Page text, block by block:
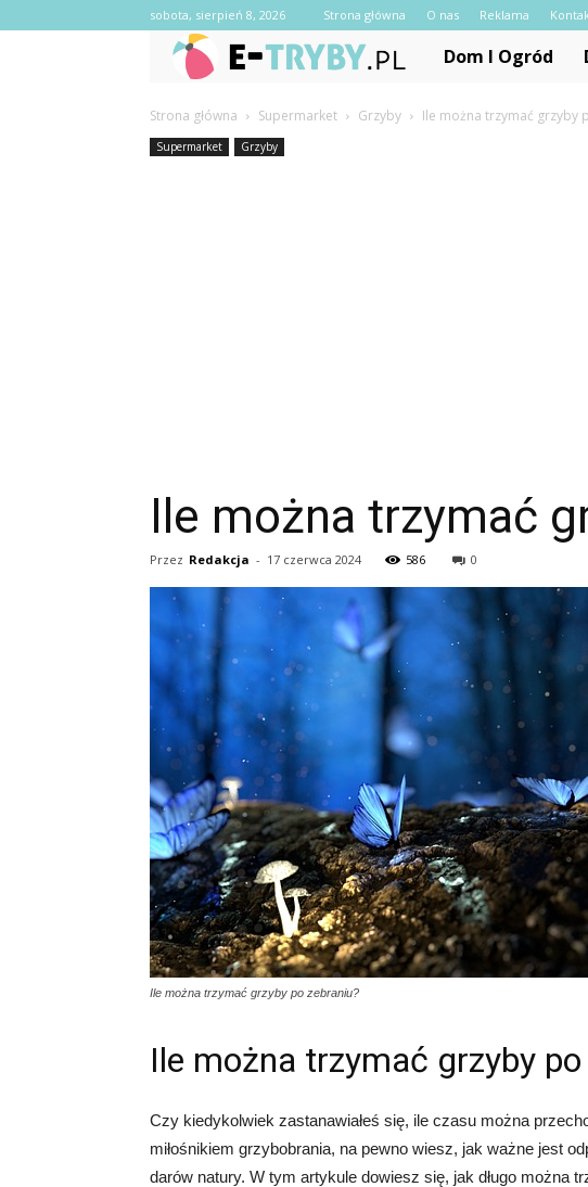
sobota, sierpień 8, 2026 Strona główna O nas Reklama
Tryby.pl
Dom I Ogród
Strona główna Supermarket Grzyby Ile można trzymać grzyby
Supermarket Grzyby
Ile można trzymać
Przez Redakcja - 17 czerwca 2024 586 0
Ile można trzymać grzyby po zebraniu?
Ile można trzymać grzyby po
Czy kiedykolwiek zastanawiałeś się, ile czasu można
miłośnikiem grzybobrania, na pewno wiesz, jak ważne jest
darów natury. W tym artykule dowiesz się, jak długo można